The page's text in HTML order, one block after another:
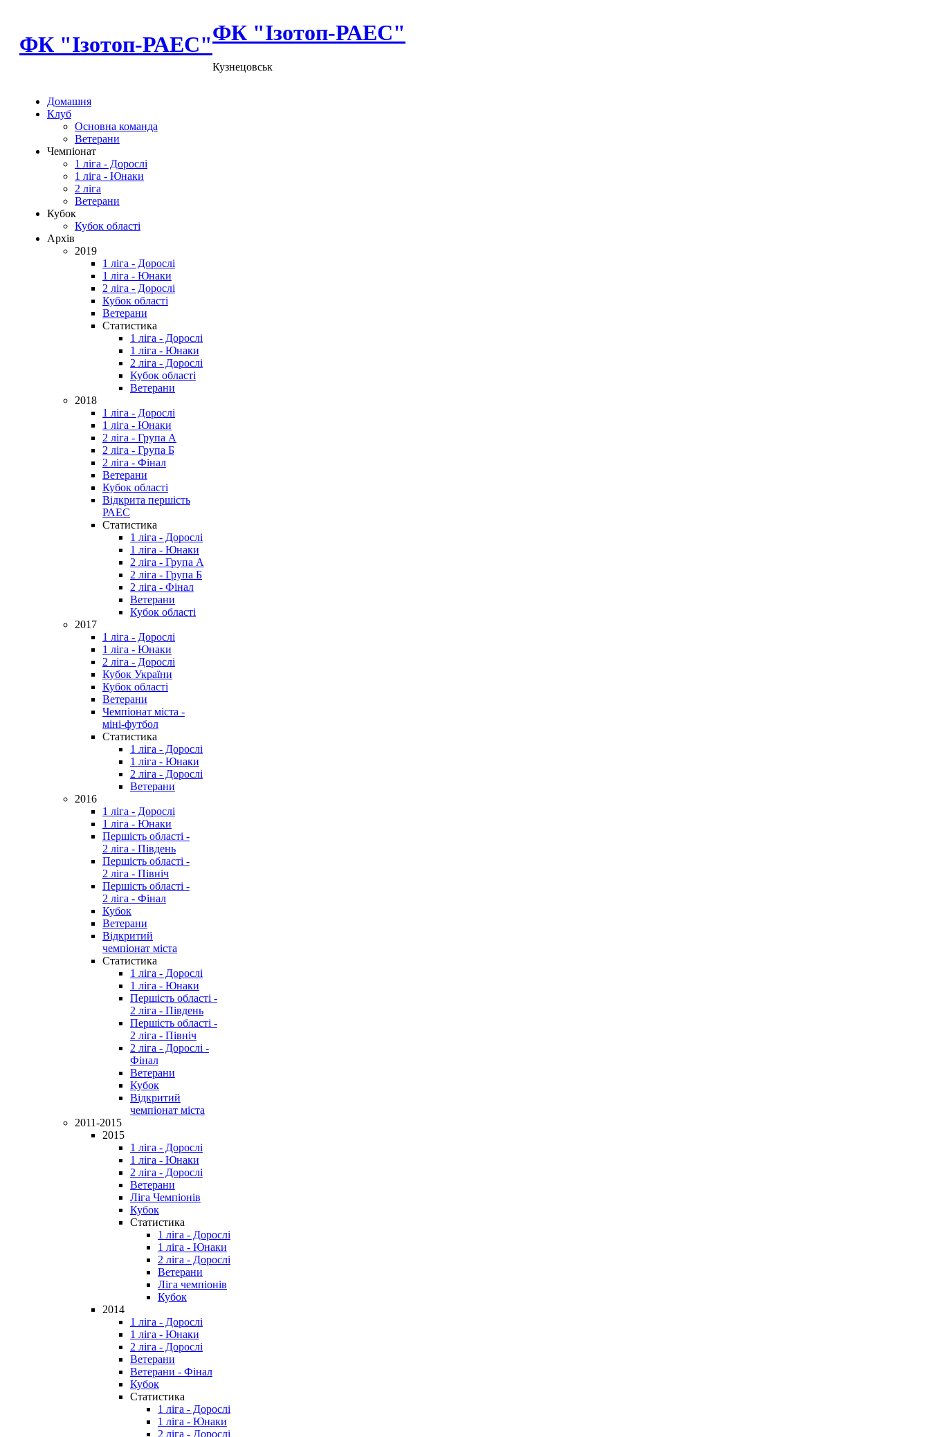
ФК "Ізотоп-РАЕС"ФК "Ізотоп-РАЕС"
Кузнецовськ
Домашня
Клуб
Основна команда
Ветерани
Чемпіонат
1 ліга - Дорослі
1 ліга - Юнаки
2 ліга
Ветерани
Кубок
Кубок області
Архів
2019
1 ліга - Дорослі
1 ліга - Юнаки
2 ліга - Дорослі
Кубок області
Ветерани
Статистика
1 ліга - Дорослі
1 ліга - Юнаки
2 ліга - Дорослі
Кубок області
Ветерани
2018
1 ліга - Дорослі
1 ліга - Юнаки
2 ліга - Група А
2 ліга - Група Б
2 ліга - Фінал
Ветерани
Кубок області
Відкрита першість
РАЕС
Статистика
1 ліга - Дорослі
1 ліга - Юнаки
2 ліга - Група А
2 ліга - Група Б
2 ліга - Фінал
Ветерани
Кубок області
2017
1 ліга - Дорослі
1 ліга - Юнаки
2 ліга - Дорослі
Кубок України
Кубок області
Ветерани
Чемпіонат міста -
міні-футбол
Статистика
1 ліга - Дорослі
1 ліга - Юнаки
2 ліга - Дорослі
Ветерани
2016
1 ліга - Дорослі
1 ліга - Юнаки
Першість області -
2 ліга - Південь
Першість області -
2 ліга - Північ
Першість області -
2 ліга - Фінал
Кубок
Ветерани
Відкритий
чемпіонат міста
Статистика
1 ліга - Дорослі
1 ліга - Юнаки
Першість області -
2 ліга - Південь
Першість області -
2 ліга - Північ
2 ліга - Дорослі -
Фінал
Ветерани
Кубок
Відкритий
чемпіонат міста
2011-2015
2015
1 ліга - Дорослі
1 ліга - Юнаки
2 ліга - Дорослі
Ветерани
Ліга Чемпіонів
Кубок
Статистика
1 ліга - Дорослі
1 ліга - Юнаки
2 ліга - Дорослі
Ветерани
Ліга чемпіонів
Кубок
2014
1 ліга - Дорослі
1 ліга - Юнаки
2 ліга - Дорослі
Ветерани
Ветерани - Фінал
Кубок
Статистика
1 ліга - Дорослі
1 ліга - Юнаки
2 ліга - Дорослі